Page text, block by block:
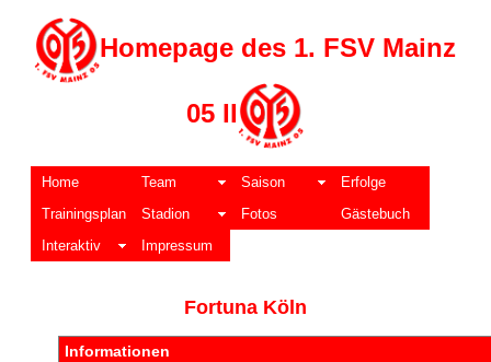
Homepage des 1. FSV Mainz
05 II
Home Team Saison
Erfolge
Trainingsplan
Stadion Fotos
Gästebuch
Interaktiv
Impressum
Fortuna Köln
Informationen